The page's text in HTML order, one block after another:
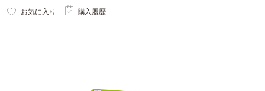
お気に入り 購入履歴